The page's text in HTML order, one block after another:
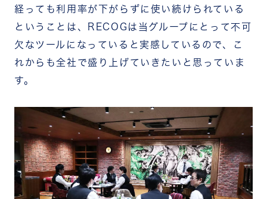
経っても利用率が下がらずに使い続けられている
ということは、RECOGは当グループにとって不可
欠なツールになっていると実感しているので、こ
れからも全社で盛り上げていきたいと思っていま
す。